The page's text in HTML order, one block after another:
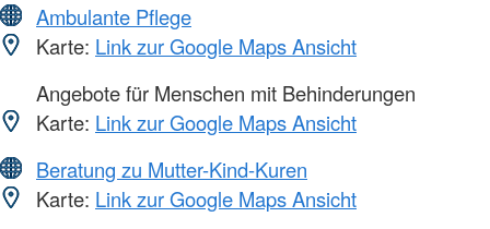
Ambulante Pflege
Karte: Link zur Google Maps Ansicht
Angebote für Menschen mit Behinderungen
Karte: Link zur Google Maps Ansicht
Beratung zu Mutter-Kind-Kuren
Karte: Link zur Google Maps Ansicht